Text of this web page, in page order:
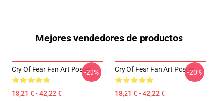
Mejores vendedores de productos
Cry Of Fear Fan Art Poster
18,21 € - 42,22 €
-20% Cry Of Fear Fan Art Poster
18,21 € - 42,22 €
-20%